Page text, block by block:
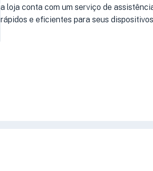
a loja conta com um serviço de
rápidos e eficientes para seus